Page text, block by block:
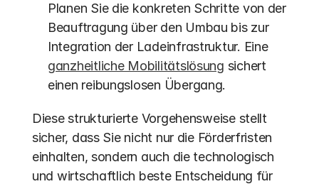
Planen Sie die konkreten Schritte von der
Beauftragung über den Umbau bis zur
Integration der Ladeinfrastruktur. Eine
ganzheitliche Mobilitätslösung sichert
einen reibungslosen Übergang.
Diese strukturierte Vorgehensweise stellt
sicher, dass Sie nicht nur die Förderfristen
einhalten, sondern auch die technologisch
und wirtschaftlich beste Entscheidung für